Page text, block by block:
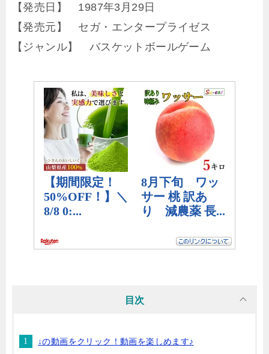
【発売日】 1987年3月29日
【発売元】 セガ・エンタープライゼス
【ジャンル】 バスケットボールゲーム
目次
↓の動画をクリック！動画を楽しめます♪